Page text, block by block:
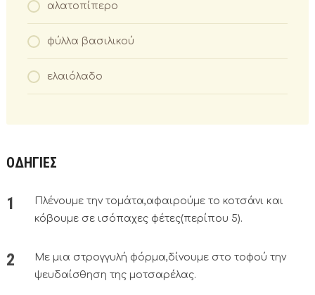
αλατοπίπερο
φύλλα βασιλικού
ελαιόλαδο
ΟΔΗΓΙΕΣ
Πλένουμε την τομάτα,αφαιρούμε το κοτσάνι και
κόβουμε σε ισόπαχες φέτες(περίπου 5).
Με μια στρογγυλή φόρμα,δίνουμε στο τοφού την
ψευδαίσθηση της μοτσαρέλας.